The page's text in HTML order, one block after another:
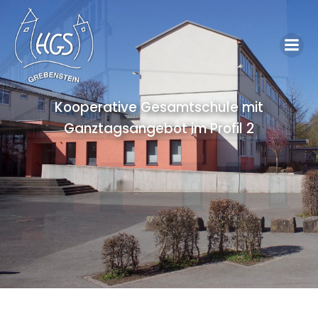
Kooperative Gesamtschule mit
Ganztagsangebot im Profil 2